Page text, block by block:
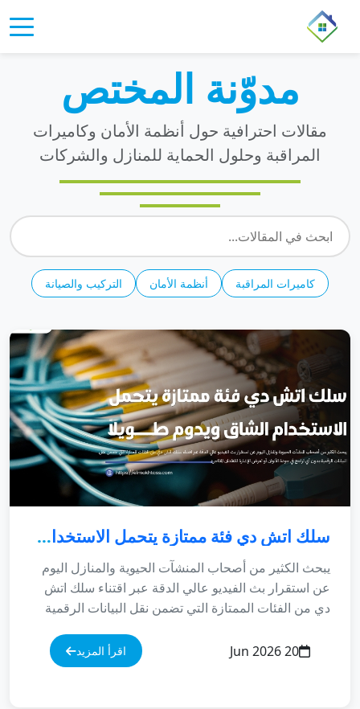
مدوّنة المختص
مقالات احترافية حول أنظمة الأمان وكاميرات
المراقبة وحلول الحماية للمنازل والشركات
كاميرات المراقبة أنظمة الأمان التركيب والصيانة
سلك اتش دي فئة ممتازة يتحمل الاستخدام الشاق ويدوم طويلاً
يبحث الكثير من أصحاب المنشآت الحيوية والمنازل اليوم عن استقرار بث الفيديو عالي الدقة عبر اقتناء سلك اتش دي من الفئات الممتازة التي تضمن نقل البيانات الرقمية بدون أي تراجع في جودة الألوان أو تعرض الإشارة للفقدان المفاجئ. بناءً على ذلك، لم يعد توصيل أجهزة أرشفة المراقبة (NVR) أو شاشات العرض الرقمية يعتمد على الوصلات التقليدية الرديئة، بل صار يتطلب كابلات معزولة ومطابقة لأحدث المعايير الهندسية. علاوة على ذلك، فإن اعتمادك على خيار مدروس من فئة سلك اتش دي فئة ممتازة يتحمل الاستخدام الشاق ويدوم طويلاً يمنحك بثاً متواصلاً ومستقراً وميزة تشغيلية ممتازة لعرض لقطات الكاميرات والأجهزة بجودة عالية. من جهة أخرى، نلاحظ دائماً أن المسافات الطويلة بين أجهزة التسجيل وشاشات المراقبة الرئيسية تفرض تحديات هندسية بالغة التعقيد، حيث تتأثر الأسلاك العادية بالموجات الكهرومغناطيسية المحيطة بها وتسبب تقطيعاً مستمراً في الإشارة أو ظهور نويز (Noise) بَصَرّي مشوش. لذلك، يسعى هذا الدليل الشامل والمفصل إلى تفكيك المواصفات الفنية للكابلات الرقمية والإجابة عن كافة التساؤلات التشغيلية لمساعدتك في اتخاذ القرار الاستثماري الأصح. من واقع ممارستنا الطويلة في تأسيس البنية التحتية للأنظمة الأمنية وشبكات العرض الفاخرة، نجد أن التأسيس الصحيح للوصلات يحمي عتاد الأجهزة ويضمن معالجة ممتازة للبيانات لسنوات طويلة دون أعطال. أفضل مواصفات سلك اتش دي وكيفية اختيار الكابل الأنسب للمسافات البعيدة تتنوع الخيارات العتادية والموديلات المطروحة في الأسواق للوصلات الرقمية، حيث يتطلع العميل دائماً لمعرفة ما هو كابل HD؟ وكيف يمكن التفريق بين الفئات التجارية الرخيصة والقطع الأصلية القادرة على تمرير جودة الـ 4K والـ 8K دون مشكلات. بناءً على ذلك، يتطلب النجاح في بناء شبكة العرض والتحكم التعامل مع جهات هندسية متخصصة توفر كابلات محمية ومطابقة للمقاييس العالمية لحماية حسابك الاستثماري من الهدر المالي. علاوة على ذلك، فإن مرونة هذه التوصيات تمنحك القدرة على ربط الأجهزة المختلفة وعرض الكاميرات المنزلية بدقة متناهية. بناءً على ممارستنا الميدانية اليومية وتتبعنا لمتطلبات المشاريع، تتكامل التوصيلات الرقمية لتقديم حلول بث شاملة تشتمل على المسارات الفنية التالية: سلك اتش دي 4K الاحترافي: كابلات مصممة بنطاق ترددي عريض (Bandwidth) يصل إلى 18 جيجابت في الثانية أو أعلى، مما يضمن عرض لقطات الفيديو فائقة الوضوح بسلاسة مطلقة وبدون أي تأخير فني. سلك اتش دي طويل للمشاريع: فئات مخصصة تمتاز بأقطار نحاسية سميكة وعزل مزدوج من الألومنيوم، مما يسمح بسحب سلك اتش دي 10 متر أو تمديد سلك اتش دي 30 متر دون الحاجة لمرسلات إشارة إضافية. سلك اتش دي تايب سي (Type-C to HDMI): وصلات عصرية تتيح للمستخدمين ربط واستعراض سلك اتش دي من الجوال أو الأجهزة اللوحية الذكية مباشرة على الشاشات الكبيرة بمرونة فائقة وأمان تشغيلي كامل. لذلك، يمثل التخطيط الفني خطوة جوهرية للحصول على بث مستقر، ويتساءل البعض استهلاكياً حول هل سلك HDMI يدعم 4K؟ وتكمن الإجابة التقنية في أن الدعم يتوقف على إصدار الكابل (يفضل ألا يقل عن الإصدار HDMI 2.0 أو HDMI 2.1)؛ لضمان نقل معدل تحديث الصور (Refresh Rate) العالي. من جهة أخرى، نلاحظ أن التوجه للشراء العشوائي دون فحص مستويات العزل الداخلي يؤدي لتلف الأجهزة عند ارتفاع درجات الحرارة، وهو ما يجعل الاستعانة بالشركات الرسمية المعتمدة هو المسار الأصح والأكثر استدامة للمستقبل. المعايير الهندسية لعزل التوصيلات الرقمية وحمايتها من التداخل الكهرومغناطيسي لا تتوقف قوة كفاءة استخدام **سلك اتش دي** متطور عند حدود نقاء النحاس الداخلي فحسب، بل تمتد لتشمل الهندسة الهيكلية لطبقات العزل الخارجي؛ فالإشارات الرقمية الحساسة المارة عبر الكابلات تكون عرضة للتأثر بالمجالات الكهربائية الناتجة عن كابلات الطاقة المجاورة لها في مجاري التمديد (Conduits). بناءً على تحديثات البنية التحتية لعام 2026، فإن معالجة هذه المشكلة تتطلب الاعتماد على كابلات مزودة بتقنية العزل ثلاثي الطبقات (Triple Shielding) لمنع حدوث التقطيع اللحظي في الصورة والحفاظ على ثبات البث. وتتمثل أهم المواصفات الهندسية والآليات الواجب توافرها في الكابلات لضمان التشغيل المستقر في النقاط المتسلسلة التالية: مستويات النقاء النحاسي (Oxygen-Free Copper): استخدام موصلات نحاسية خالية من الأكسجين بنسبة تتجاوز 99%، مما يقلل من المقاومة الكهربائية للسلك ويمنع تراجع جودة الإشارة عبر المسافات البعيدة. المطلي بالذهب أو النيكل (Gold-Plated Connectors): حماية رؤوس الكابلات بطبقة من الذهب عيار 24 قيراط لمنع تآكل أو أكسدة الموصلات نتيجة الرطوبة العالية، ولضمان اتصال ميكانيكي محكم لا ينفصل. دعم بروتوكولات حماية المحتوى الرقمي (HDCP): توافق برمجيات السلك مع معايير حماية البث، مما يضمن عرض المحتوى المشفر وتوصيل المنظومات الأمنية دون ظهور شاشات سوداء أو رسائل خطأ برمجية. بناءً على ذلك، فإن التحقق من هذه التفاصيل الهندسية يحمي عتاد منشأتك ويضمن لك الحصول على بث حي يتسم بالثبات والنقاء الفني الاستثنائي. من جهة أخرى، يتساءل الكثير من العملاء تجارياً حول كم سعر سلك hd؟ وكم سعر كابل hd؟ في السوق؛ وتكمن الحقائق التقنية في أن التكلفة تتفاوت بناءً على طول السلك (مثل الفروقات بين الكابلات القصيرة وفئات سلك اتش دي طويل) ومستوى التشكيل الهيكلي له، حيث تظل التمديدات المعتمدة والمحمية هي الأعلى قيمة والأجدر بالاستثمار لحماية سلامة المنشآت بذكاء وبدون أي وعود مضللة. هل ترغب في تأسيس بنية تحتية حديدية وشبكات عرض أمنية متكاملة بالمنطقة الشرقية؟ نحن في شركة المختص نوفر لك حلولاً متكاملة تشمل توريد وتركيب كاميرات المراقبة وتمديد الشبكات والوصلات الاحترافية بأسعار تنافسية وضمان معتمد يحمي أمانك بالكامل. 💬 تواصل معنا الآن عبر الواتساب: 966568205426+ الهندسة التوزيعية للبنية التحتية وتأمين مسارات الكابلات الرقمية في المنشأة إن عملية التخطيط الهندسي وتوزيع مسارات التمديد لكابلات العرض وكاميرات المراقبة لا تقل أهمية أبداً عن جودة العتاد ذاته؛ فالتوزيع العشوائي يضع الأسلاك في مواجهة مباشرة مع عوامل التلف المادي أو التداخل الكهربائي. من واقع ممارستنا التطبيقية الممتدة، نجد أن معاينة المساحات وتحديد الأبعاد الدقيقة هو الأساس الذي تبنى عليه الاستراتيجيات الأمنية والتقنية الناجحة؛ حيث يجب تمرير الكابلات داخل قنوات معزولة ومحمية بالكامل لضمان استقرار تدفق البيانات الرقمية بدقة كاملة وبدون أي نقاط ضعف. ولضشان توازن الألوان ووضوح الرؤية التام للزوار، نستعرض معايير اختيار الأقطار والمسافات الهندسية الموضحة باللون الداكن المتباين في الجدول التالي: طول المسار المطلوب فئة وعيار السلك الموصى به (AWG) الهدف التقني والاستقرار الرقمي المستهدف المسافات القصيرة (من 1 إلى 3 متر) سلك قياسي عيار 30 AWG فائق المرونة والانسيابية. ربط غرف التحكم والشاشات القريبة بأجهزة التسجيل دون حيز مكاني ضخم. المسافات المتوسطة (من 5 إلى 10 متر) سلك معزول عيار 28 AWG يدعم نقل دقة 4K كاملة. تمديد التوصيلات للمكاتب الإدارية والشاشات الجدارية بثبات تام وبدون تقطيع. المسافات البعيدة (من 15 إلى 30 متر) سلك سميك عيار 24 AWG أو كابلات ألياف ضوئية نشطة (Active Optical). تغطية المساحات الشاسعة والمستودعات الكبيرة ونقل البيانات دون فقدان التزامن. من جهة أخرى، نلاحظ أن الأنظمة الاحترافية يتم دمجها بآليات حماية ميكانيكية متكاملة، مثل تمرير الكابلات داخل أنابيب PVC صلبة لحمايتها من القوارض وعوامل الرطوبة العالية، مما يضمن استمرارية بث البيانات دون تراجع. بناءً على ذلك، فإن السير وفق هذه المعايير المنهجية يوفر بيئة تشغيلية آمنة للمنشأة، ويمنحك السيطرة الكاملة على أمنك الرقمي من خلال عرض متواصل لللقطات يتسم بالثبات والنقاء الهيكلي الاستثنائي أمام كافة المتغيرات الاقتصادية والبيئية. مقارنة هندسية وتطبيقية بين الكابلات النحاسية التقليدية وكابلات الألياف الضوئية (HDMI Fiber) عند التخطيط لتأسيس غرف المراقبة وعرض البيانات للمنشآت الكبرى، يقع المهندسون في حيرة فنية حول اختيار نوع الوسيط الناقل للإشارة؛ فالأجهزة تختلف هندسياً في طريقة معالجتها للمسافات البعيدة واستقرار نقل البيانات الرقمية لتفادي حدوث أي بطء أو تراجع في جودة بث الفيديو اللحظي عالي الوضوح. وينقسم التنفيذ في بيئات العمل والمباني المؤسسية إلى الخيارين التقنيين التاليين: أولاً: الكابلات النحاسية القياسية (Standard Copper HDMI) تعتمد هذه المنظومة التقليدية على تمرير الإشارات الرقمية عبر شعيرات من النحاس النقي المحمي بطبقات عزل متعددة. تمتاز هذه الكابلات بالتكلفة الاقتصادية والمرونة العالية وسهولة الصيانة والتركيب، مما يجعلها الخيار المثالي والأكثر شيوعاً للمسافات القصيرة والمتوسطة داخل المنازل والمكاتب الإدارية المعزولة؛ ولكن من ناحية أخرى، تنطوي على قيود فنية عند الحاجة للتمديد لمسافات تتجاوز 15 متراً، حيث تبدأ الإشارة في الضعف التدريجي وتتطلب استخدام مقويات إشارة خارجية مكلفة للحفاظ على ثبات العرض. ثانياً: كابلات الألياف الضوئية النشطة (Active Optical HDMI / AOC) تعتمد هذه التقنية الحديثة على تحويل الإشارات الكهربائية الرقمية إلى إشارات ضوئية يتم تمريرها بسرعة الضوء عبر شعيرات زجاجية دقيقة للغاية داخل السلك. تمتاز هذه المنظومة بالقدرة المطلقة على نقل البيانات لمسافات شاسعة تصل إلى 100 متر وأكثر دون أي فقدان في الجودة وبدون أي تقطيع فني نهائياً، فضلاً عن حصانتها الكاملة ضد التداخلات المغناطيسية، مما يجعلها الخيار الأول والأساسي لتأمين مصانع الجبيل، ومستودعات الدمام، والمشاريع الكبرى بالمنطقة الشرقية لعام 2026. نبذة عن شركة المختص لحلول الأنظمة الأمنية المتكاملة بالمنطقة الشرقية إذا كنت تطمح إلى بناء منظومة حماية حديدية وانتقال حقيقي نحو البيئات الرقمية الآمنة والمعتمدة على الفهم الهندسي والتقني المتقدم للأنظمة الذكية، فإن شركة المختص لأنظمة الأمن والحماية هي شريكك الاستراتيجي والأفضل بالمملكة العربية السعودية الرائدة في تركيب كاميرات المراقبة وأنظمة الأمان المتكاملة بخبرة طويلة تمتد لسنوات. نحن نقدم حلولاً متكاملة وشاملة تشمل: تركيب كاميرات مراقبة داخلية وخارجية بجودة عالية، أنظمة إنذار متطورة ضد السرقة والحريق، أنظمة التحكم في الدخول (Access Control) ، أجهزة البصمة والحضور والانصراف، شبكات المراقبة وربط الكاميرات بالجوال، بالإضافة إلى صيانة وتحديث الأنظمة الأمنية القائمة بكفاءة تامة. نحن نغطي كافة المدن الرئيسية والفرعية في المنطقة الشرقية بأسرع وقت وبأفضل جودة تنفيذ، ومن أبرزها: الدمام، الخبر، الظهران، الجبيل، الأحساء (الهفوف والمبرز)، القطيف، رأس تنورة، الخفجي، بقيق، النعيرية، قرية العليا، حفر الباطن، صفوى، سيهات، عنك، الجش، وتاروت، لنصل إليك أينما كنت لضمان أمانك المطلق لعام 2026. قسم الأسئلة الشائعة (FAQs) المتخصصة في التوصيلات الرقمية والسيو (معدل الألوان) س: ما هو كابل HD وكيف يضمن نقل الصورة بأعلى نقاء؟ ج: كابل HD (أو كابل HDMI) هو الواجهة الرقمية الموحدة لنقل بيانات الفيديو غير المضغوطة والصوت الرقمي المتزامن بسرعات فائقة من أجهزة البث والتسجيل إلى الشاشات؛ ويضمن النقاء المطلق بفضل اعتماده على النحاس النقي الخالي من الأكسجين وطبقات العزل الكثيفة لمنع التداخلات اللحظية. س: كم سعر سلك hd وكم سعر كابل hd في السعودية اليوم؟ ج: تتفاوت التكلفة الإجمالية للكابلات بناءً على معايير الجودة والإصدار وطول المسار المطلوبة للمشروع (مثل الفروقات بين الوصلات القصيرة وفئات 10 متر أو 30 متر)؛ وتتوفر خيارات اقتصادية ممتازة للاستخدامات الشخصية، بينما
20 Jun 2026 اقرأ المزيد